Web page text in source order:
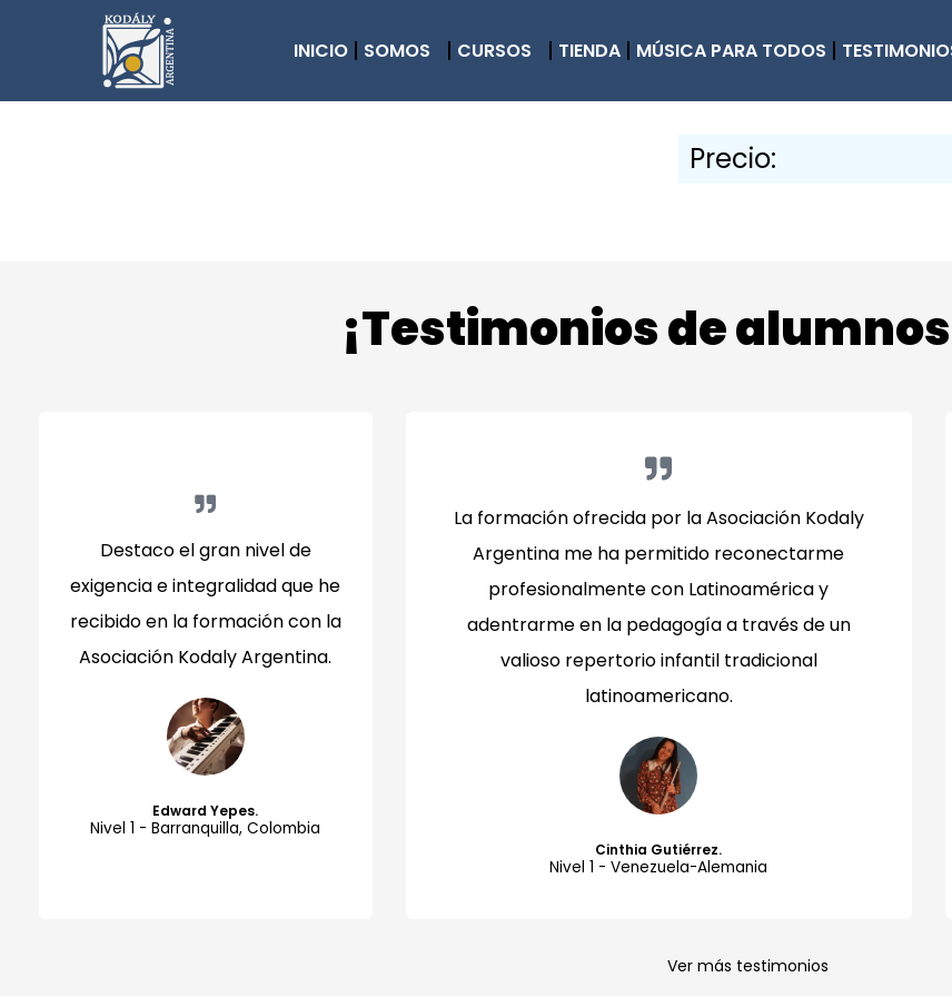
INICIO SOMOS CURSOS TIENDA MÚSICA PARA TODOS
Precio:
¡Testimonios de
Destaco el gran nivel de
exigencia e integralidad que he
recibido en la formación con la
Asociación Kodaly Argentina.
Edward Yepes.
Nivel 1 - Barranquilla, Colombia
La formación ofrecida por la Asociación Kodaly
Argentina me ha permitido reconectarme
profesionalmente con Latinoamérica y
adentrarme en la pedagogía a través de un
valioso repertorio infantil tradicional
latinoamericano.
Cinthia Gutiérrez.
Nivel 1 - Venezuela-Alemania
Ver más testimonios